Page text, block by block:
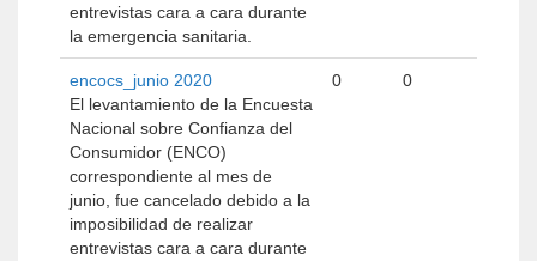
entrevistas cara a cara durante
la emergencia sanitaria.
encocs_junio 2020
El levantamiento de la Encuesta
Nacional sobre Confianza del
Consumidor (ENCO)
correspondiente al mes de
junio, fue cancelado debido a la
imposibilidad de realizar
entrevistas cara a cara durante
0 0